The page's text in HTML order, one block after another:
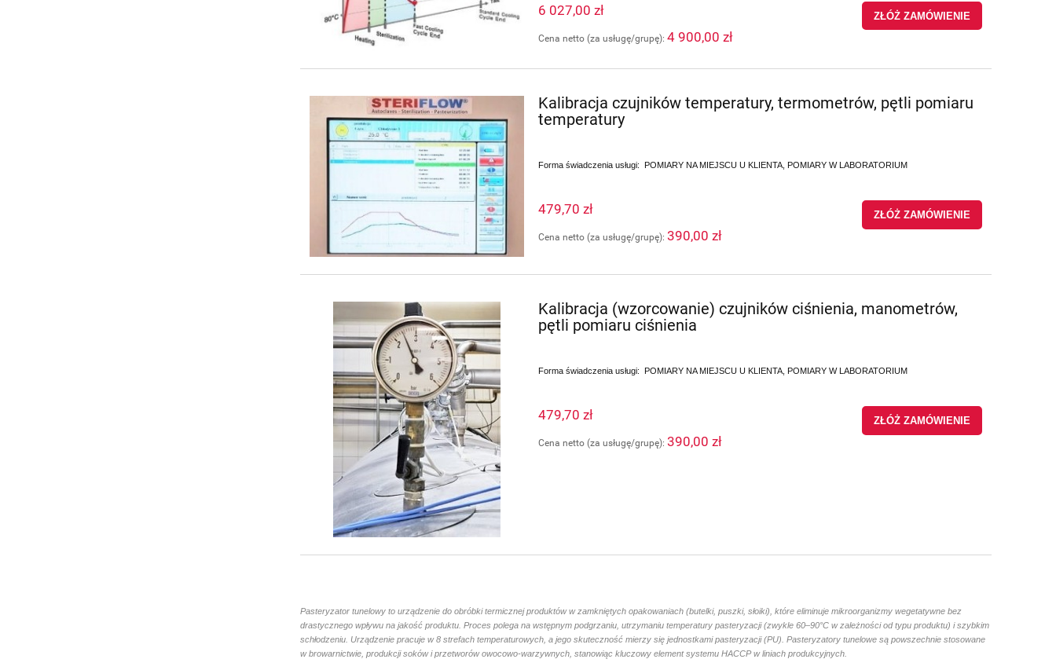
6 027,00 zł
Cena netto (za usługę/grupę):4 900,00 zł
ZŁÓŻ ZAMÓWIENIE
Kalibracja czujników temperatury, termometrów, pętli pomiaru
temperatury
Forma świadczenia usługi: POMIARY NA MIEJSCU U KLIENTA, POMIARY W LABORATORIUM
479,70 zł
Cena netto (za usługę/grupę): 390,00 zł
ZŁÓŻ ZAMÓWIENIE
Kalibracja (wzorcowanie) czujników ciśnienia, manometrów,
pętli pomiaru ciśnienia
Forma świadczenia usługi: POMIARY NA MIEJSCU U KLIENTA, POMIARY W LABORATORIUM
479,70 zł
Cena netto (za usługę/grupę): 390,00 zł
ZŁÓŻ ZAMÓWIENIE
Pasteryzator tunelowy to urządzenie do obróbki termicznej produktów w zamkniętych opakowaniach (butelki, puszki, słoiki), które eliminuje mikroorganizmy wegetatywne bez
drastycznego wpływu na jakość produktu. Proces polega na wstępnym podgrzaniu, utrzymaniu temperatury pasteryzacji (zwykle 60–90°C w zależności od typu produktu) i szybkim
schłodzeniu. Urządzenie pracuje w 8 strefach temperaturowych, a jego skuteczność mierzy się jednostkami pasteryzacji (PU). Pasteryzatory tunelowe są powszechnie stosowane
w browarnictwie, produkcji soków i przetworów owocowo-warzywnych, stanowiąc kluczowy element systemu HACCP w liniach produkcyjnych.